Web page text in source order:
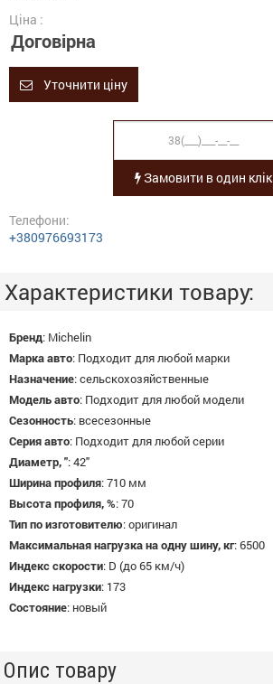
Ціна :
Договірна
Уточнити ціну
Замовити в один клік
Телефони:
+380976693173
Характеристики товару:
Бренд: Michelin
Марка авто: Подходит для любой марки
Назначение:сельскохозяйственные
Модель авто: Подходит для любой модели
Сезонность: всесезонные
Серия авто: Подходит для любой серии
Диаметр, ":42"
Ширина профиля:710 мм
Высота профиля, %:70
Тип по изготовителю:оригинал
Максимальная нагрузка на одну шину, кг:6500
Индекс скорости: D (до 65 км/ч)
Индекс нагрузки: 173
Состояние: новый
Опис товару